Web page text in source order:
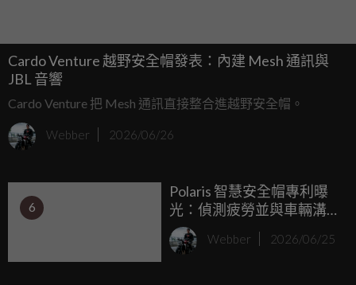
Cardo Venture 越野安全帽發表：內建 Mesh 通訊與
JBL 音響
Cardo Venture 把 Mesh 通訊直接整合進越野安全帽。
Webber 2026/06/26
6
Polaris 智慧安全帽專利曝
光：偵測疲勞並與車輛溝
通提醒休息
Webber 2026/06/25